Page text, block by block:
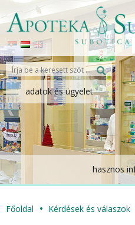
adatok és ügyelet
hasznos
Főoldal Kérdések és válaszok